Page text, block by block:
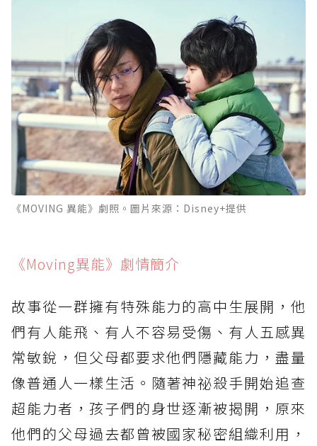
《MOVING 異能》劇照。圖片來源：Disney+提供
《Moving異能》劇情簡介
故事從一群擁有特殊能力的高中生展開，他
們有人能飛、有人不容易受傷、有人五感異
常敏銳，但父母都要求他們隱藏能力，盡量
像普通人一樣生活。隨著神祕殺手開始追查
超能力者，孩子們的身世逐漸被揭開，原來
他們的父母過去都曾被國家秘密組織利用，